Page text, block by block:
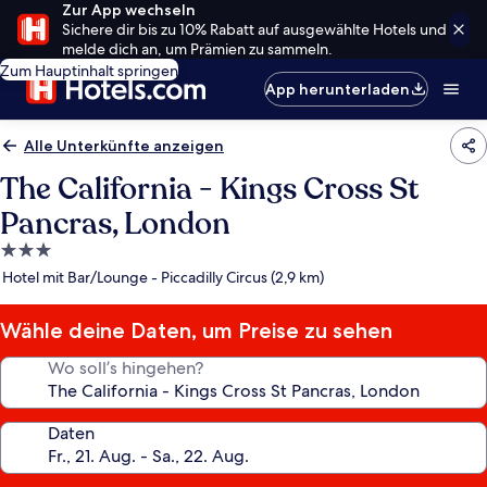
Zur App wechseln
Sichere dir bis zu 10% Rabatt auf ausgewählte Hotels und
melde dich an, um Prämien zu sammeln.
Zum Hauptinhalt springen
App herunterladen
Alle Unterkünfte anzeigen
The California - Kings Cross St
Pancras, London
3.0-
Sterne-
Hotel mit Bar/Lounge - Piccadilly Circus (2,9 km)
Wähle deine Daten, um Preise zu sehen
Wo soll’s hingehen?
Daten